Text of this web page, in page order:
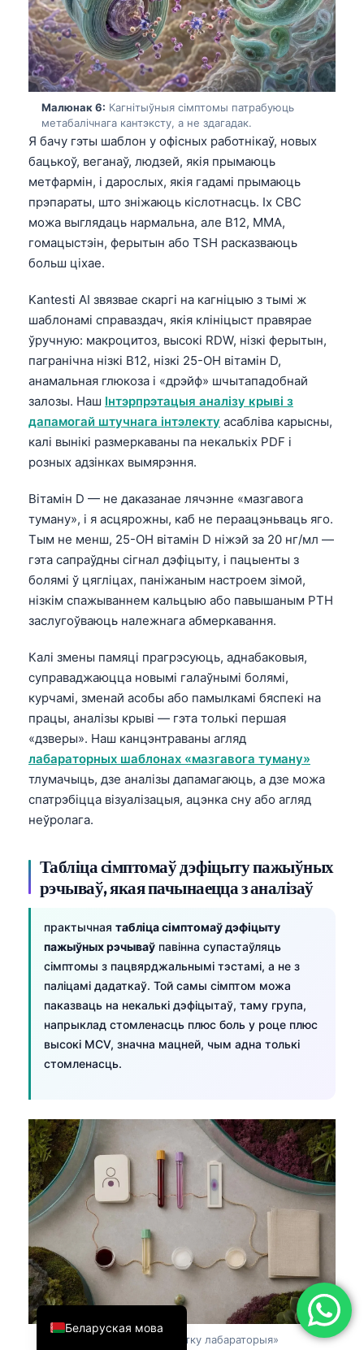
Малюнак 6: Кагнітыўныя сімптомы патрабуюць
метабалічнага кантэксту, а не здагадак.
Я бачу гэты шаблон у офісных работнікаў, новых
бацькоў, веганаў, людзей, якія прымаюць
метфармін, і дарослых, якія гадамі прымаюць
прэпараты, што зніжаюць кіслотнасць. Іх CBC
можа выглядаць нармальна, але B12, MMA,
гомацыстэін, ферытын або TSH расказваюць
больш ціхае.
Kantesti AI звязвае скаргі на кагніцыю з тымі ж
шаблонамі справаздач, якія клініцыст правярае
ўручную: макроцитоз, высокі RDW, нізкі ферытын,
пагранічна нізкі B12, нізкі 25-OH вітамін D,
анамальная глюкоза і «дрэйф» шчытападобнай
залозы. Наш Інтэрпрэтацыя аналізу крыві з
дапамогай штучнага інтэлекту асабліва карысны,
калі вынікі размеркаваны па некалькіх PDF і
розных адзінках вымярэння.
Вітамін D — не даказанае лячэнне «мазгавога
туману», і я асцярожны, каб не пераацэньваць яго.
Тым не менш, 25-OH вітамін D ніжэй за 20 нг/мл —
гэта сапраўдны сігнал дэфіцыту, і пацыенты з
болямі ў цягліцах, паніжаным настроем зімой,
нізкім спажываннем кальцыю або павышаным PTH
заслугоўваюць належнага абмеркавання.
Калі змены памяці прагрэсуюць, аднабаковыя,
суправаджаюцца новымі галаўнымі болямі,
курчамі, зменай асобы або памылкамі бяспекі на
працы, аналізы крыві — гэта толькі першая
«дзверы». Наш канцэнтраваны агляд
лабараторных шаблонах «мазгавога туману»
тлумачыць, дзе аналізы дапамагаюць, а дзе можа
спатрэбіцца візуалізацыя, ацэнка сну або агляд
неўролага.
Табліца сімптомаў дэфіцыту пажыўных
рэчываў, якая пачынаецца з аналізаў
практычная табліца сімптомаў дэфіцыту
пажыўных рэчываў павінна супастаўляць
сімптомы з пацвярджальнымі тэстамі, а не з
паліцамі дадаткаў. Той самы сімптом можа
паказваць на некалькі дэфіцытаў, таму група,
напрыклад стомленасць плюс боль у роце плюс
высокі MCV, значна мацней, чым адна толькі
стомленасць.
Табліца «спачатку лабараторыя»
Беларуская мова
English
Deutsch
العربية
Français
עִבְרִית
Italiano
Español
Türkçe
Română
简体中文
فارسی
Български
Dansk
Nederlands
हिन्दी
Հայերեն
Íslenska
Српски језик
Svenska
Bosanski
Azərbaycan dili
Eesti
日本語
Čeština
ქართული
Русский
Lietuvių kalba
Polski
한국어
Slovenščina
Magyar
Shqip
বাংলা
اردو
मराठी
தமிழ்
ગુજરાતી
ಕನ್ನಡ
മലയാളം
Bahasa Melayu
Tiếng Việt
Tagalog
ไทย
ဗမာစာ
ភាសាខ្មែរ